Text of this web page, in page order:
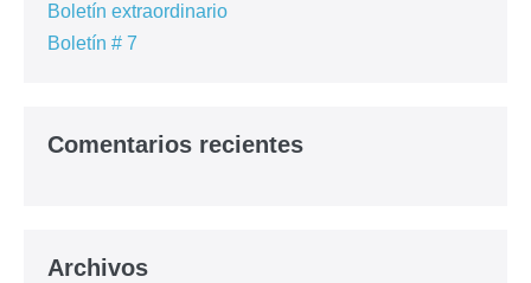
Boletín extraordinario
Boletín # 7
Comentarios recientes
Archivos